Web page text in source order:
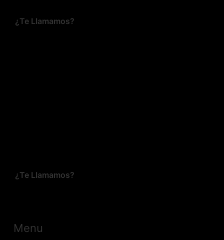
¿Te Llamamos?
¿Te Llamamos?
Menu